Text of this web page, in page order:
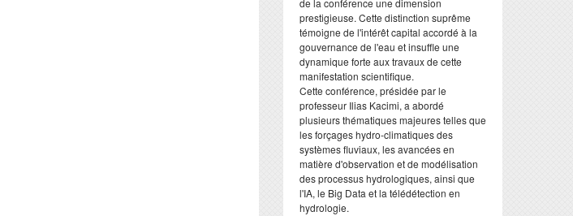
de la conférence une dimension
prestigieuse. Cette distinction suprême
témoigne de l'intérêt capital accordé à la
gouvernance de l'eau et insuffle une
dynamique forte aux travaux de cette
manifestation scientifique.
​Cette conférence, présidée par le
professeur Ilias Kacimi, a abordé
plusieurs thématiques majeures telles que
les forçages hydro-climatiques des
systèmes fluviaux, les avancées en
matière d'observation et de modélisation
des processus hydrologiques, ainsi que
l'IA, le Big Data et la télédétection en
hydrologie.